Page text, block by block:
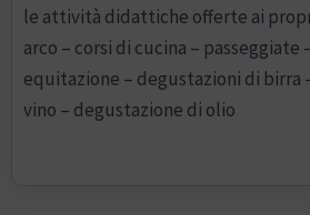
le attività didattiche offerte ai
arco – corsi di cucina – passeggiate
equitazione – degustazioni di birra
vino – degustazione di olio